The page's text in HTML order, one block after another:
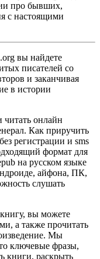
про бывших,
с настоящими
вы найдете
писателей со
и заканчивая
в истории
онлайн
Как приручить
регистрации и sms
формат для
на русском языке
айфона, ПК,
слушать
вы можете
а также прочитать
Мы
ключевые фразы,
книги, раскрыть